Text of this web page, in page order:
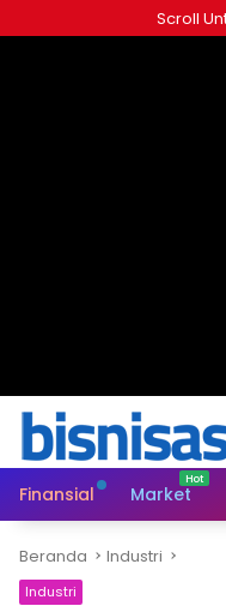
ke
Scroll
Finansial Market
Beranda Industri
Industri